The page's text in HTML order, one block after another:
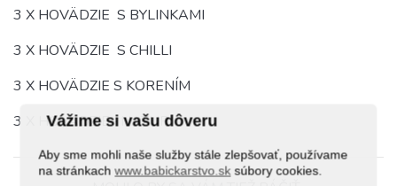
Vážime si vašu dôveru
Aby sme mohli naše služby stále zlepšovať, používame
na stránkachwww.babickarstvo.sk súbory cookies.
3 X HOVÄDZIE S BYLINKAMI
3 X HOVÄDZIE S CHILLI
3 X HOVÄDZIE S KORENÍM
3 X HOVÄDZIE– NATUR